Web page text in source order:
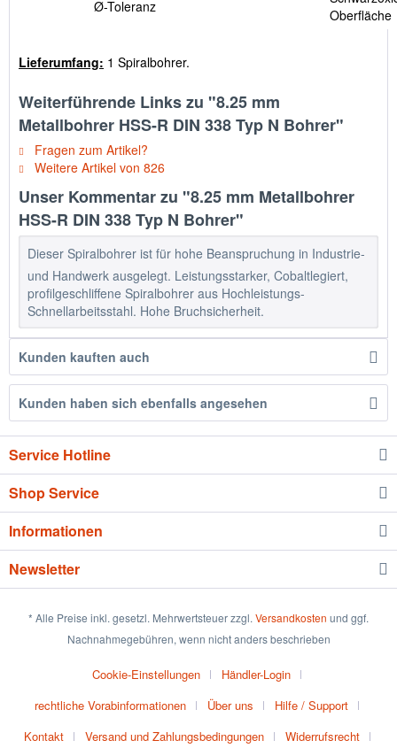
Ø-Toleranz
Oberfläche
Lieferumfang: 1 Spiralbohrer.
Weiterführende Links zu "8.25 mm
Metallbohrer HSS-R DIN 338 Typ N Bohrer"
Fragen zum Artikel?
Weitere Artikel von 826
Unser Kommentar zu "8.25 mm Metallbohrer
HSS-R DIN 338 Typ N Bohrer"
Dieser Spiralbohrer ist für hohe Beanspruchung in Industrie-
und Handwerk ausgelegt. Leistungsstarker, Cobaltlegiert,
profilgeschliffene Spiralbohrer aus Hochleistungs-
Schnellarbeitsstahl. Hohe Bruchsicherheit.
Kunden kauften auch
Kunden haben sich ebenfalls angesehen
Service Hotline
Shop Service
Informationen
Newsletter
* Alle Preise inkl. gesetzl. Mehrwertsteuer zzgl. Versandkosten und ggf.
Nachnahmegebühren, wenn nicht anders beschrieben
Cookie-Einstellungen
Händler-Login
rechtliche Vorabinformationen
Über uns
Hilfe / Support
Kontakt
Versand und Zahlungsbedingungen
Widerrufsrecht